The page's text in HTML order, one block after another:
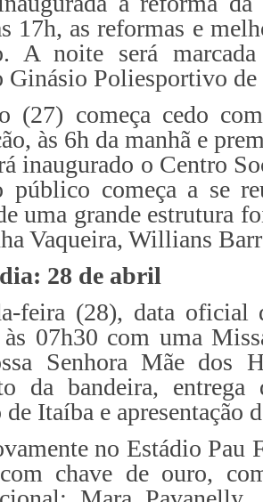
17h, as reformas e
A noite será
Ginásio Poliesportivo
(27) começa cedo
às 6h da manhã e
inaugurado o Centro
público começa a se
uma grande estrutura
Vaqueira, Willians
28 de abril
feira (28), data oficial
07h30 com uma
Senhora Mãe dos
da bandeira,
Itaíba e apresentação
no Estádio Pau
com chave de ouro,